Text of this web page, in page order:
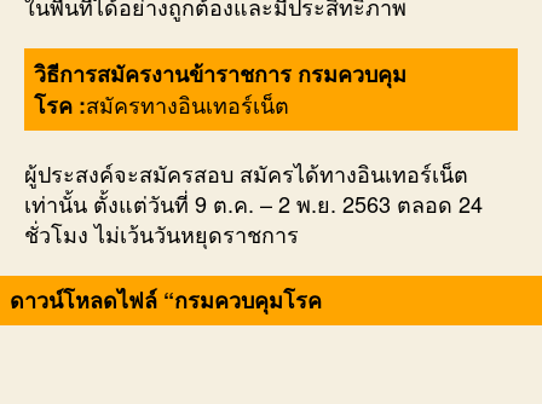
วิธีการสมัครงานข้าราชการ กรมควบคุม
โรค :สมัครทางอินเทอร์เน็ต
ผู้ประสงค์จะสมัครสอบ สมัครได้ทางอินเทอร์เน็ต
เท่านั้น ตั้งแต่วันที่ 9 ต.ค. – 2 พ.ย. 2563 ตลอด 24
ชั่วโมง ไม่เว้นวันหยุดราชการ
ดาวน์โหลดไฟล์ “กรมควบคุมโรค